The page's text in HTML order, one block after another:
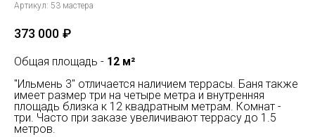
Артикул: 53 мастера
373 000 ₽
Общая площадь - 12 м²
"Ильмень 3" отличается наличием террасы. Баня также
имеет размер три на четыре метра и внутренняя
площадь близка к 12 квадратным метрам. Комнат -
три. Часто при заказе увеличивают террасу до 1.5
метров.